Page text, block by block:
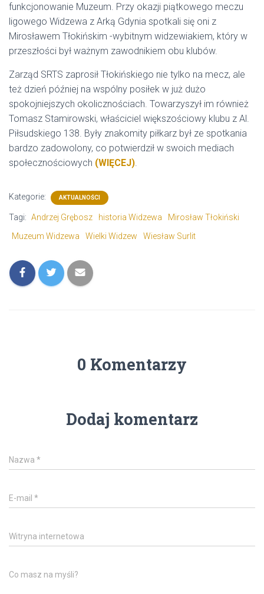
funkcjonowanie Muzeum. Przy okazji piątkowego meczu
ligowego Widzewa z Arką Gdynia spotkali się oni z
Mirosławem Tłokińskim -wybitnym widzewiakiem, który w
przeszłości był ważnym zawodnikiem obu klubów.
Zarząd SRTS zaprosił Tłokińskiego nie tylko na mecz, ale
też dzień później na wspólny posiłek w już dużo
spokojniejszych okolicznościach. Towarzyszył im również
Tomasz Stamirowski, właściciel większościowy klubu z Al.
Piłsudskiego 138. Były znakomity piłkarz był ze spotkania
bardzo zadowolony, co potwierdził w swoich mediach
społecznościowych (WIĘCEJ).
Kategorie: AKTUALNOŚCI
Tagi: Andrzej Grębosz historia Widzewa
Mirosław Tłokiński
Muzeum Widzewa
Wielki Widzew Wiesław Surlit
0 Komentarzy
Dodaj komentarz
Nazwa *
E-mail *
Witryna internetowa
Co masz na myśli?